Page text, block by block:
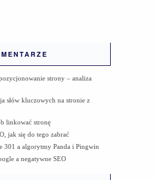
strony – analiza
słów kluczowych na stronie z
linkować stronę
jak się do tego zabrać
301 a algorytmy Panda i Pingwin
a negatywne SEO